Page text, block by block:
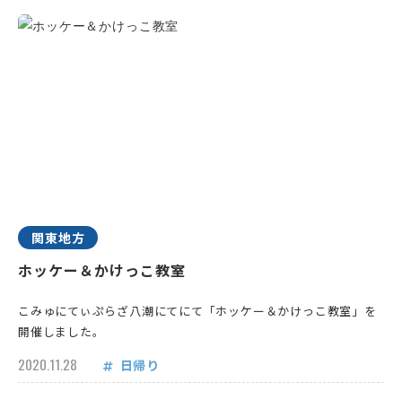
関東地方
ホッケー＆かけっこ教室
こみゅにてぃぷらざ八潮にてにて「ホッケー＆かけっこ教室」を
開催しました。
2020.11.28 日帰り